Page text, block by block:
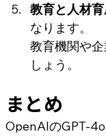
教育と人材
なります。
教育機関や
しょう。
まとめ
OpenAIのGPT-